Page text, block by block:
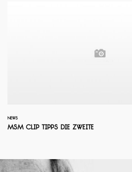
NEWS
MSM Clip Tipps die Zweite